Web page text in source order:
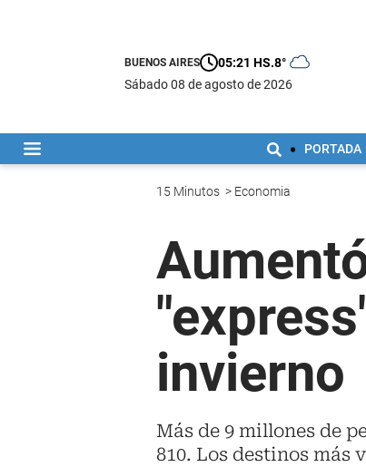
BUENOS AIRES 05:21 HS.8°
sábado 08 de agosto de 2026
PORTADA
15 Minutos > Economia
invierno
Más de 9 millones de
810. Los destinos más